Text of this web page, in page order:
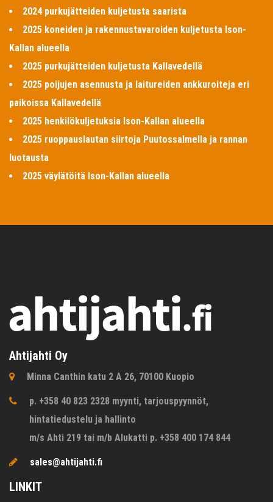
2024 purkujätteiden kuljetusta saarista
2025 koneiden ja rakennustavaroiden kuljetusta Ison-
Kallan alueella
2025 purkujätteiden kuljetusta Kallavedellä
2025 poijujen asennusta ja laitureiden ankkuroiteja eri
paikoissa Kallavedellä
2025 henkilökuljetuksia Ison-Kallan alueella
2025 ruoppauslautan siirtoja Puutossalmella ja rannan
luotausta
2025 väylätöitä Ison-Kallan alueella
Ahtijahti Oy
Minna Canthin katu 2 A 26, 70100 Kuopio
p. +358 40 823 2328 myynti, tarjouspyynnöt,
hintatiedustelu ja hallinto
m/s Ahti 219 tai m/b Alukatti p. +358 400 174 844
sales@ahtijahti.fi
LINKIT